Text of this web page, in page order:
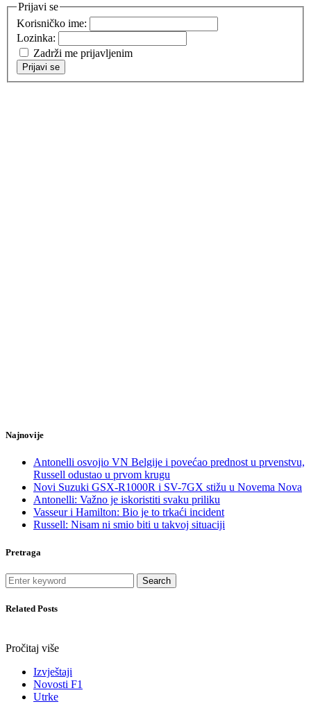
Prijavi se
Korisničko ime:
Lozinka:
Zadrži me prijavljenim
Prijavi se
Najnovije
Antonelli osvojio VN Belgije i povećao prednost u prvenstvu,
Russell odustao u prvom krugu
Novi Suzuki GSX-R1000R i SV-7GX stižu u Novema Nova
Antonelli: Važno je iskoristiti svaku priliku
Vasseur i Hamilton: Bio je to trkaći incident
Russell: Nisam ni smio biti u takvoj situaciji
Pretraga
Search
Related Posts
Pročitaj više
Izvještaji
Novosti F1
Utrke